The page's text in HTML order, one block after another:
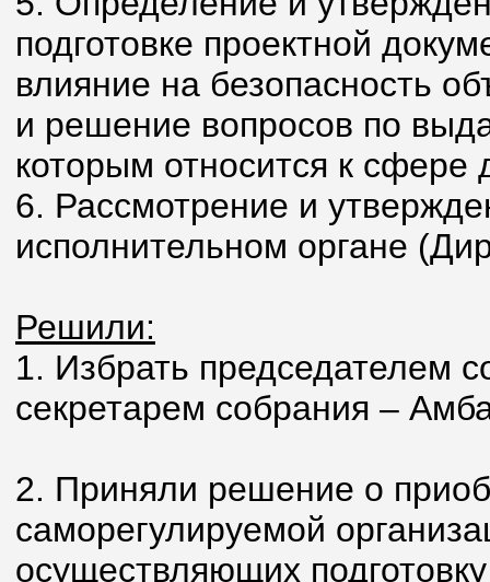
подготовке проектной
влияние на безопасность
и решение вопросов по
которым относится к сфере
6. Рассмотрение и
исполнительном органе
Решили:
1. Избрать председателем
секретарем собрания –
2. Приняли решение о
саморегулируемой
осуществляющих